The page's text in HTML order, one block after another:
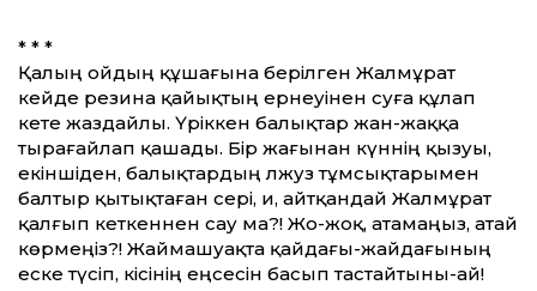
* * *
Қалың ойдың құшағына берілген Жалмұрат
кейде резина қайықтың ернеуінен суға құлап
кете жаздайлы. Үріккен балықтар жан-жаққа
тырағайлап қашады. Бір жағынан күннің қызуы,
екіншіден, балықтардың әлжуәз тұмсықтарымен
балтыр қытықтаған әсері, иә, айтқандай Жалмұрат
қалғып кеткеннен сау ма?! Жо-жоқ, атамаңыз, атай
көрмеңіз?! Жаймашуақта қайдағы-жайдағының
еске түсіп, кісінің еңсесін басып тастайтыны-ай!